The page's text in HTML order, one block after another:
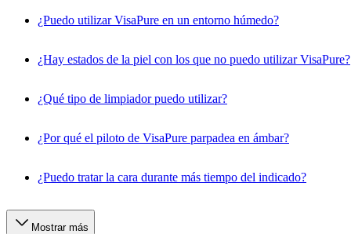
¿Puedo utilizar VisaPure en un entorno húmedo?
¿Hay estados de la piel con los que no puedo utilizar VisaPure?
¿Qué tipo de limpiador puedo utilizar?
¿Por qué el piloto de VisaPure parpadea en ámbar?
¿Puedo tratar la cara durante más tiempo del indicado?
Mostrar más